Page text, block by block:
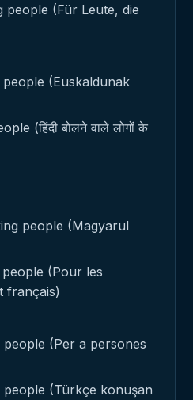
people (Für Leute, die
(Euskaldunak
(हिंदी बोलने वाले लोगों के
people (Magyarul
(Pour les
français)
(Per a persones
(Türkçe konuşan